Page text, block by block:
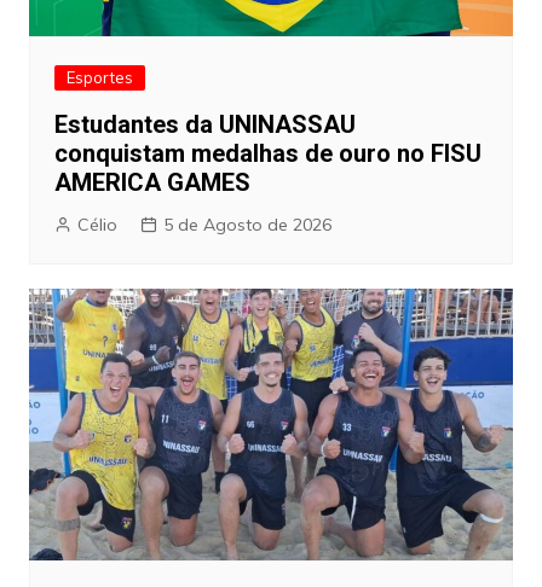
Esportes
Estudantes da UNINASSAU
conquistam medalhas de ouro no FISU
AMERICA GAMES
Célio 5 de Agosto de 2026